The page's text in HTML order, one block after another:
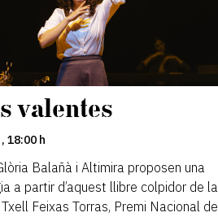
valentes
18:00 h
Balañà i Altimira proposen una
a partir d’aquest llibre colpidor de la
Feixas Torras, Premi Nacional de